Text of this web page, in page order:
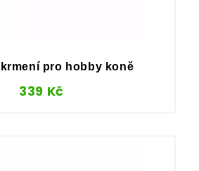
krmení pro hobby koně
339 Kč